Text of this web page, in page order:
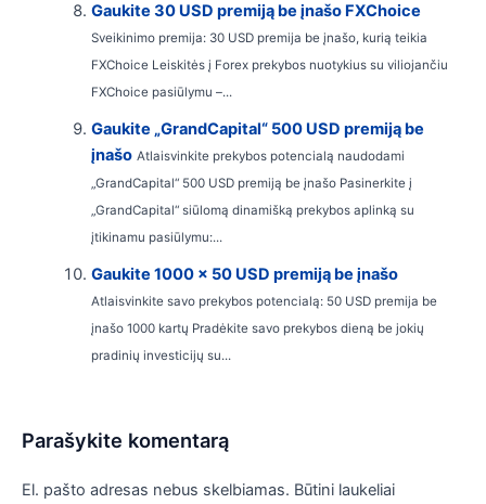
Gaukite 30 USD premiją be įnašo FXChoice
Sveikinimo premija: 30 USD premija be įnašo, kurią teikia
FXChoice Leiskitės į Forex prekybos nuotykius su viliojančiu
FXChoice pasiūlymu –...
Gaukite „GrandCapital“ 500 USD premiją be
įnašo Atlaisvinkite prekybos potencialą naudodami
„GrandCapital“ 500 USD premiją be įnašo Pasinerkite į
„GrandCapital“ siūlomą dinamišką prekybos aplinką su
įtikinamu pasiūlymu:...
Gaukite 1000 x 50 USD premiją be įnašo
Atlaisvinkite savo prekybos potencialą: 50 USD premija be
įnašo 1000 kartų Pradėkite savo prekybos dieną be jokių
pradinių investicijų su...
Parašykite komentarą
El. pašto adresas nebus skelbiamas. Būtini laukeliai